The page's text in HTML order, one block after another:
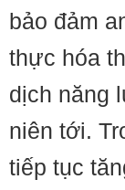
bảo đảm
thực hóa
dịch năng
niên tới.
tiếp tục